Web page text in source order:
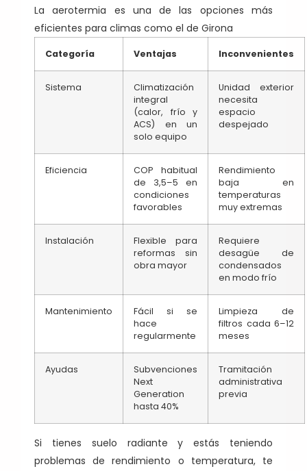
La aerotermia es una de las opciones más
eficientes para climas como el de Girona
Categoría Ventajas Inconvenientes
Sistema
Climatización
integral
(calor, frío y
ACS) en un
solo equipo
Unidad exterior
necesita
espacio
despejado
Eficiencia
COP habitual
de 3,5–5 en
condiciones
favorables
Rendimiento
baja en
temperaturas
muy extremas
Instalación
Flexible para
reformas sin
obra mayor
Requiere
desagüe de
condensados
en modo frío
Mantenimiento
Fácil si se
hace
regularmente
Limpieza de
filtros cada 6–12
meses
Ayudas
Subvenciones
Next
Generation
hasta 40%
Tramitación
administrativa
previa
Si tienes suelo radiante y estás teniendo
problemas de rendimiento o temperatura, te